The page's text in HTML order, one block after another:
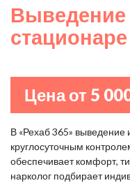
Выведение
стационаре
Цена от 5
В «Рехаб 365» выведение
круглосуточным
обеспечивает комфорт,
нарколог подбирает